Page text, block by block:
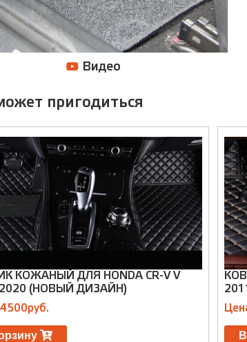
Видео
пригодиться
КОЖАНЫЙ ДЛЯ HONDA CR-V V
(НОВЫЙ ДИЗАЙН)